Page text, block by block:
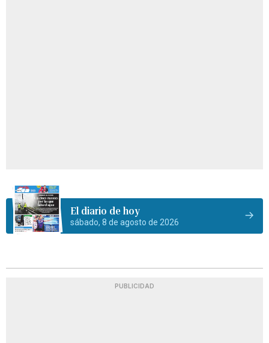
El diario de hoy
sábado, 8 de agosto de 2026
PUBLICIDAD